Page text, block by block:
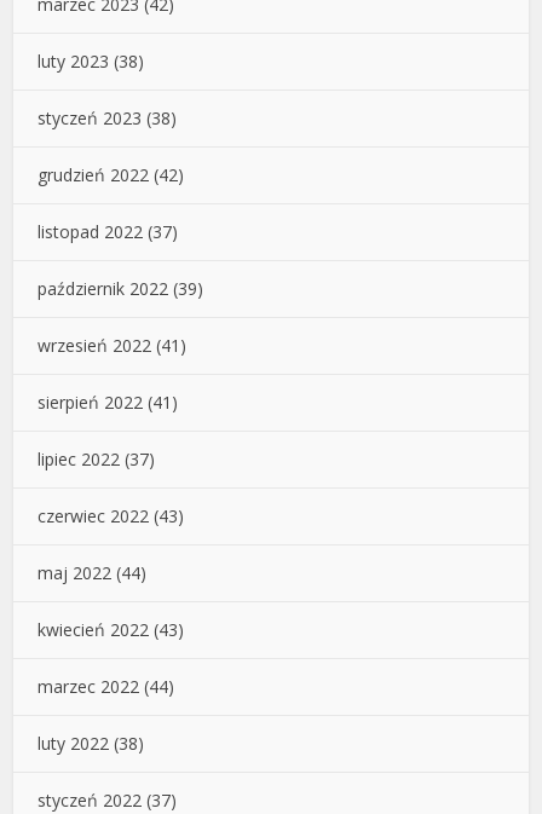
marzec 2023 (42)
luty 2023 (38)
styczeń 2023 (38)
grudzień 2022 (42)
listopad 2022 (37)
październik 2022 (39)
wrzesień 2022 (41)
sierpień 2022 (41)
lipiec 2022 (37)
czerwiec 2022 (43)
maj 2022 (44)
kwiecień 2022 (43)
marzec 2022 (44)
luty 2022 (38)
styczeń 2022 (37)